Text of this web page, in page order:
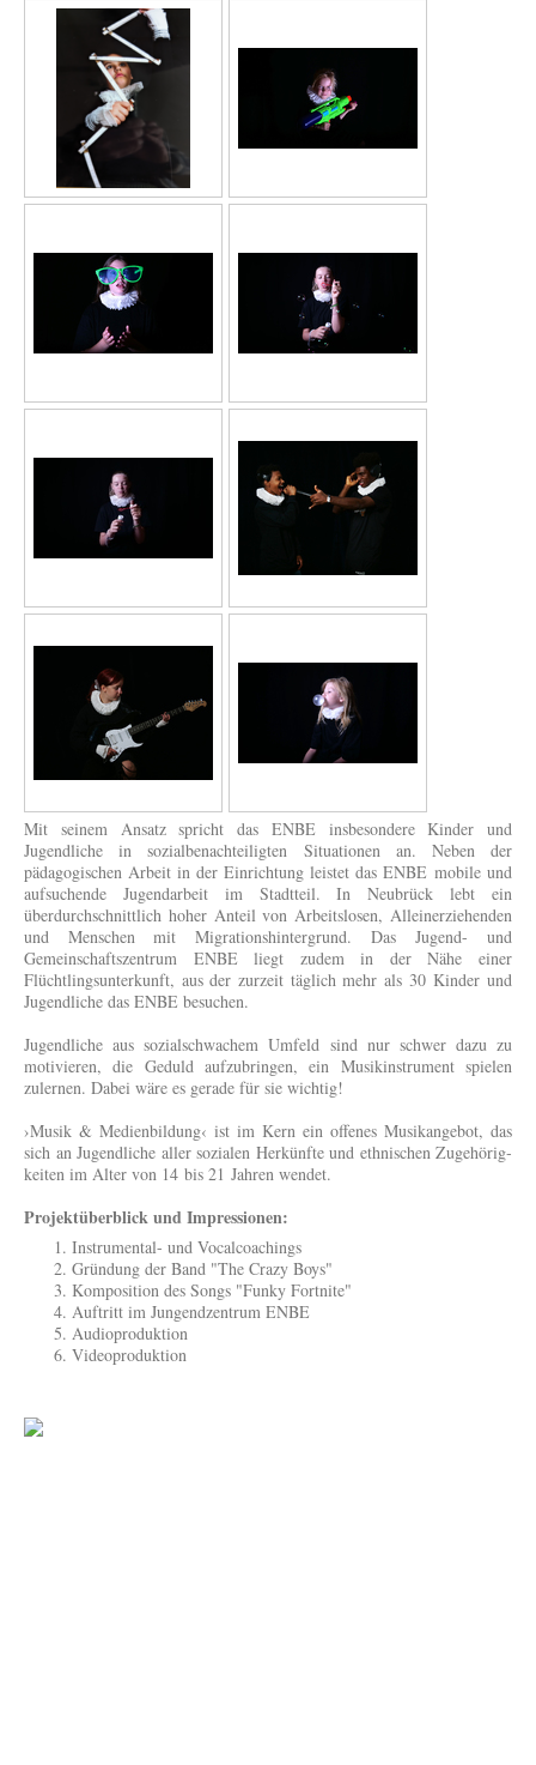
Mit seinem Ansatz spricht das ENBE insbesondere Kinder und
Jugendliche in sozialbenach­teiligten Situationen an. Neben der
pädagogischen Arbeit in der Einrichtung leistet das ENBE mobile und
aufsuchende Jugendarbeit im Stadtteil. In Neubrück lebt ein
überdurchschnittlich hoher Anteil von Arbeits­losen, Alleinerziehenden
und Menschen mit Migrationshintergrund. Das Jugend- und
Gemeinschaftszentrum ENBE liegt zudem in der Nähe einer
Flüchtlings­unterkunft, aus der zurzeit täglich mehr als 30 Kinder und
Jugendliche das ENBE besuchen.
Jugendliche aus sozialschwachem Umfeld sind nur schwer dazu zu
motivieren, die Geduld aufzubringen, ein Musikinstrument spielen
zulernen. Dabei wäre es gera­de für sie wichtig!
›Musik & Medienbildung‹ ist im Kern ein offenes Musikangebot, das
sich an Jugendliche aller sozialen Herkünfte und ethnischen Zugehörig­
keiten im Alter von 14 bis 21 Jahren wen­det.
Projektüberblick und Impressionen:
Instrumental- und Vocalcoachings
Gründung der Band "The Crazy Boys"
Komposition des Songs "Funky Fortnite"
Auftritt im Jungendzentrum ENBE
Audioproduktion
Videoproduktion